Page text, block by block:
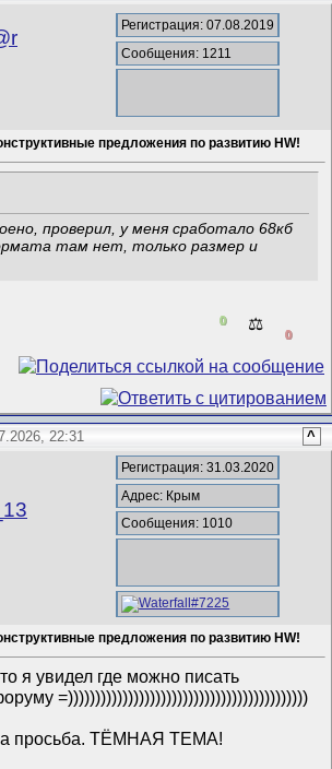
Регистрация: 07.08.2019
Сообщения: 1211
предложения по развитию HW!
проверил, у меня сработало 68кб
там нет, только размер и
0 ⚖️
0
22:31 ^
Регистрация: 31.03.2020
Адрес: Крым
Сообщения: 1010
предложения по развитию HW!
я увидел где можно писать
=))))))))))))))))))))))))))))))))))))))))))))
просьба. ТЁМНАЯ ТЕМА!